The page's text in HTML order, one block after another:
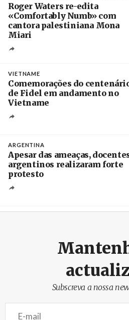
Roger Waters re-edita
«Comfortably Numb» com
cantora palestiniana Mona
Miari
VIETNAME
Comemorações do
de Fidel em andamento no
Vietname
ARGENTINA
Apesar das ameaças,
argentinos realizaram forte
protesto
Subscreva a nossa